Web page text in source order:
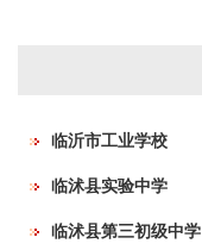
临沂市工业学校
临沭县实验中学
临沭县第三初级中学